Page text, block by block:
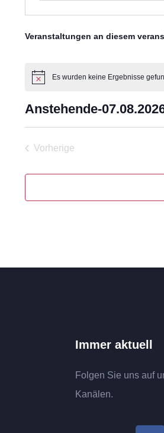
Veranstaltungen an diesem
HinweisEs wurden keine Ergebnisse
Anstehende-
Datum
wählen.
Vorherige
Immer aktuell
Folgen Sie uns auf
Kanälen.